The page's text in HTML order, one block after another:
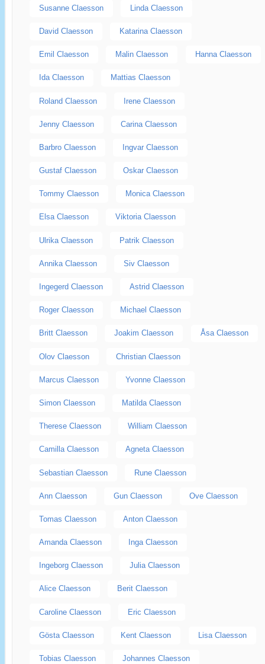
Susanne Claesson Linda Claesson
David Claesson Katarina Claesson
Emil Claesson Malin Claesson Hanna Claesson
Ida Claesson Mattias Claesson
Roland Claesson Irene Claesson
Jenny Claesson Carina Claesson
Barbro Claesson Ingvar Claesson
Gustaf Claesson Oskar Claesson
Tommy Claesson Monica Claesson
Elsa Claesson Viktoria Claesson
Ulrika Claesson Patrik Claesson
Annika Claesson Siv Claesson
Ingegerd Claesson Astrid Claesson
Roger Claesson Michael Claesson
Britt Claesson Joakim Claesson Åsa Claesson
Olov Claesson Christian Claesson
Marcus Claesson Yvonne Claesson
Simon Claesson Matilda Claesson
Therese Claesson William Claesson
Camilla Claesson Agneta Claesson
Sebastian Claesson Rune Claesson
Ann Claesson Gun Claesson Ove Claesson
Tomas Claesson Anton Claesson
Amanda Claesson Inga Claesson
Ingeborg Claesson Julia Claesson
Alice Claesson Berit Claesson
Caroline Claesson Eric Claesson
Gösta Claesson Kent Claesson Lisa Claesson
Tobias Claesson Johannes Claesson